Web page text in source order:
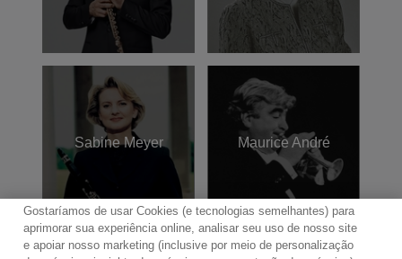
Sabine Meyer Maurice André
Gostaríamos de usar Cookies (e tecnologias semelhantes) para
aprimorar sua experiência online, analisar seu uso de nosso site
e apoiar nosso marketing (inclusive por meio de personalização